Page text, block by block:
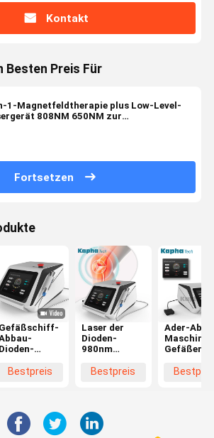
Kontakt
Besten Preis Für
1-Magnetfeldtherapie plus Low-Level-
808NM 650NM zur
Fortsetzen
Gefäßschiff-
Dioden-
Maschine für
Bestpreis
Laser der
Dioden-
980nm
Gefäßblutgefäße
Bestpreis
Ader-
der